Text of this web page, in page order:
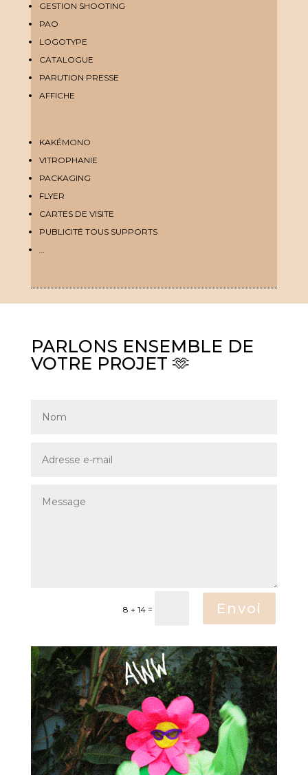
GESTION SHOOTING
PAO
LOGOTYPE
CATALOGUE
PARUTION PRESSE
AFFICHE
KAKÉMONO
VITROPHANIE
PACKAGING
FLYER
CARTES DE VISITE
PUBLICITÉ TOUS SUPPORTS
…
PARLONS ENSEMBLE DE
VOTRE PROJET 🫶
8 + 14 = Envoi